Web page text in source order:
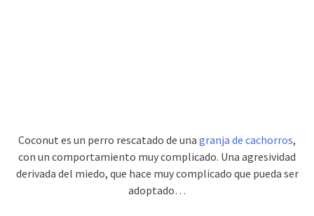
Coconut es un perro rescatado de una granja de cachorros,
con un comportamiento muy complicado. Una agresividad
derivada del miedo, que hace muy complicado que pueda ser
adoptado…